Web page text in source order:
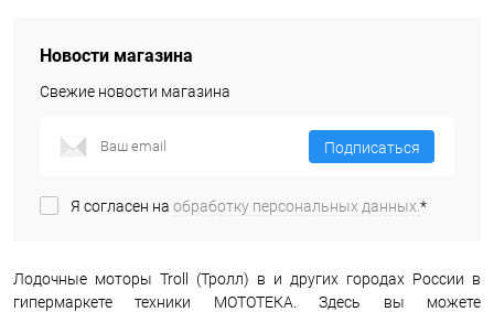
Новости магазина
Свежие новости магазина
Подписаться
Я согласен на обработку персональных данных.*
Лодочные моторы Troll (Тролл) в и других городах России в
гипермаркете техники МОТОТЕКА. Здесь вы можете